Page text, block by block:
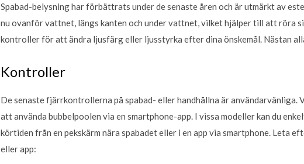
Spabad-belysning har förbättrats under de senaste åren och är utmärkt av
nu ovanför vattnet, längs kanten och under vattnet, vilket hjälper till att röra
kontroller för att ändra ljusfärg eller ljusstyrka efter dina önskemål. Nästan
Kontroller
De senaste fjärrkontrollerna på spabad- eller handhållna är användarvänliga.
att använda bubbelpoolen via en smartphone-app. I vissa modeller kan du
körtiden från en pekskärm nära spabadet eller i en app via smartphone. Leta
eller app: